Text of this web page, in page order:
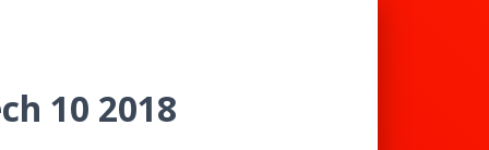
10 2018